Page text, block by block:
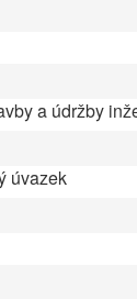
a údržby
úvazek